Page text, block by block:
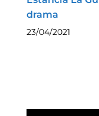
drama
23/04/2021